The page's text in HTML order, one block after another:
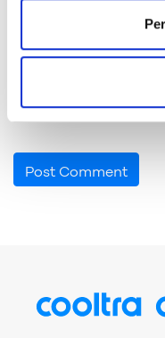
Save my name, email,
next time I comment.